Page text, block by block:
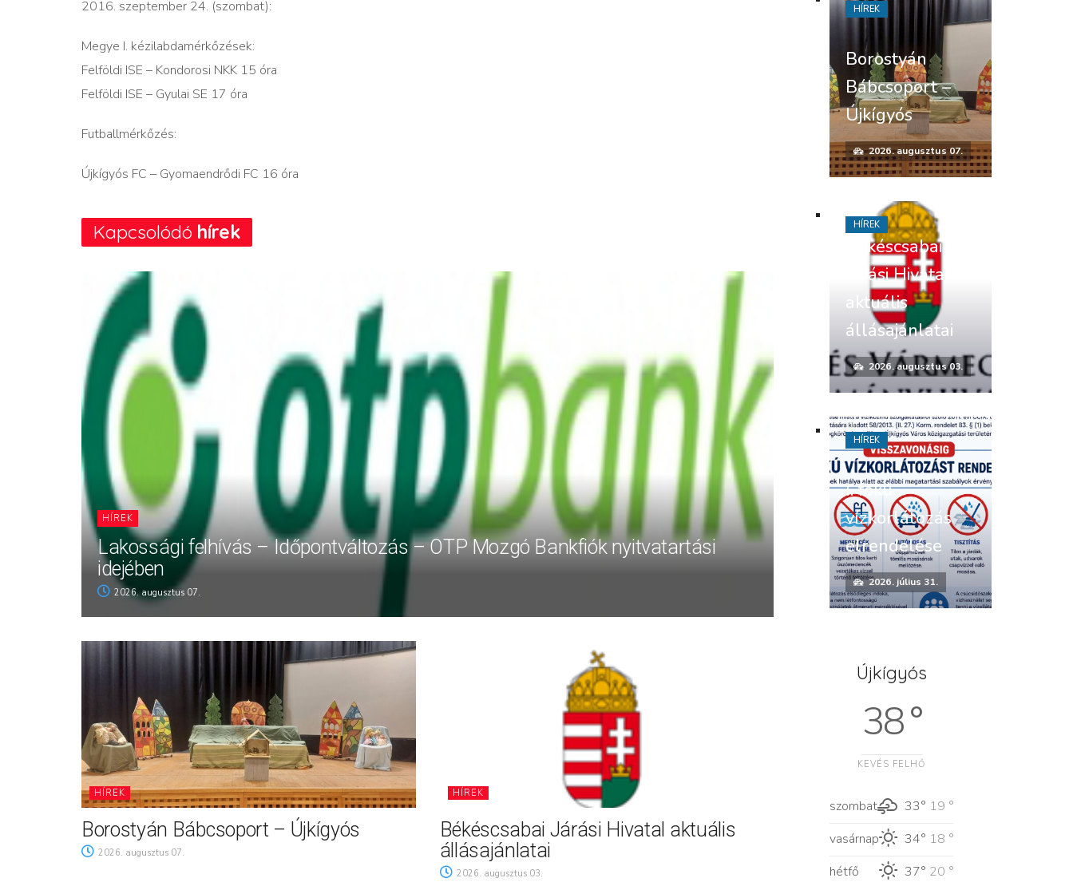
2016. szeptember 24. (szombat):
Megye I. kézilabdamérkőzések:
Felföldi ISE – Kondorosi NKK 15 óra
Felföldi ISE – Gyulai SE 17 óra
Futballmérkőzés:
Újkígyós FC – Gyomaendrődi FC 16 óra
Kapcsolódó hírek
HÍREK
Lakossági felhívás – Időpontváltozás – OTP Mozgó Bankfiók nyitvatartási
idejében
2026. augusztus 07.
HÍREK
Borostyán Bábcsoport – Újkígyós
2026. augusztus 07.
HÍREK
Békéscsabai Járási Hivatal aktuális
állásajánlatai
2026. augusztus 03.
Borostyán
Bábcsoport –
Újkígyós
2026. augusztus 07.
HÍREK
Békéscsabai
Járási Hivatal
aktuális
állásajánlatai
2026. augusztus 03.
HÍREK
I. fokú
vízkorlátozás
elrendelése
2026. július 31.
HÍREK
Újkígyós
38 °
KEVÉS FELHŐ
szombat 33° 19 °
vasárnap
34° 18 °
hétfő
37° 20 °